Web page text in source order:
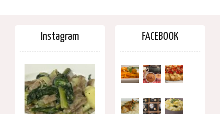
Instagram FACEBOOK